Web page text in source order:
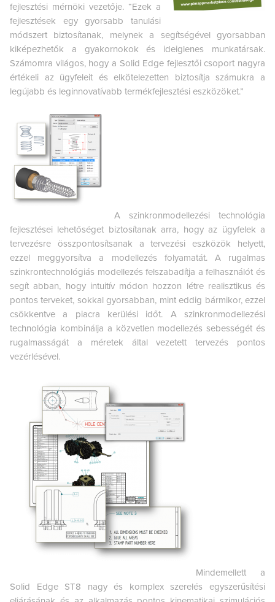
fejlesztési mérnöki vezetője. “Ezek a
fejlesztések egy gyorsabb tanulási
módszert biztosítanak, melynek a segítségével gyorsabban
kiképezhetők a gyakornokok és ideiglenes munkatársak.
Számomra világos, hogy a Solid Edge fejlesztői csoport nagyra
értékeli az ügyfeleit és elkötelezetten biztosítja számukra a
legújabb és leginnovatívabb termékfejlesztési eszközöket.”
A szinkronmodellezési technológia
fejlesztései lehetőséget biztosítanak arra, hogy az ügyfelek a
tervezésre összpontosítsanak a tervezési eszközök helyett,
ezzel meggyorsítva a modellezés folyamatát. A rugalmas
szinkrontechnológiás modellezés felszabadítja a felhasználót és
segít abban, hogy intuitív módon hozzon létre realisztikus és
pontos terveket, sokkal gyorsabban, mint eddig bármikor, ezzel
csökkentve a piacra kerülési időt. A szinkronmodellezési
technológia kombinálja a közvetlen modellezés sebességét és
rugalmasságát a méretek által vezetett tervezés pontos
vezérlésével.
Mindemellett a
Solid Edge ST8 nagy és komplex szerelés egyszerűsítési